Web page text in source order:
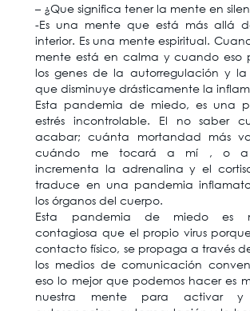
– ¿Que significa tener la mente en
-Es una mente que está más allá
interior. Es una mente espiritual.
mente está en calma y cuando eso
los genes de la autorregulación y la
que disminuye drásticamente la
Esta pandemia de miedo, es una
estrés incontrolable. El no saber
acabar; cuánta mortandad más
cuándo me tocará a mí , o a
incrementa la adrenalina y el
traduce en una pandemia
los órganos del cuerpo.
Esta pandemia de miedo es
contagiosa que el propio virus
contacto físico, se propaga a través
los medios de comunicación
eso lo mejor que podemos hacer es
nuestra mente para activar